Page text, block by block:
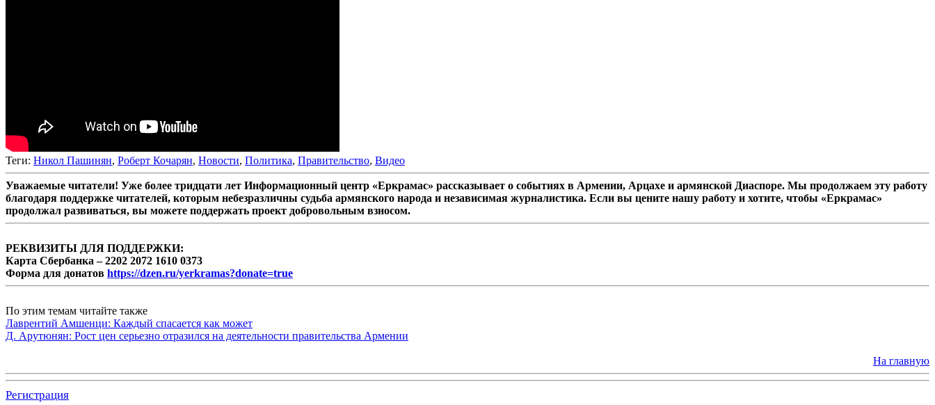
Теги: Никол Пашинян, Роберт Кочарян, Новости, Политика, Правительство, Видео
Уважаемые читатели! Уже более тридцати лет Информационный центр «Еркрамас» рассказывает о событиях в Армении, Арцахе и армянской Диаспоре. Мы продолжаем эту работу
благодаря поддержке читателей, которым небезразличны судьба армянского народа и независимая журналистика. Если вы цените нашу работу и хотите, чтобы «Еркрамас»
продолжал развиваться, вы можете поддержать проект добровольным взносом.
РЕКВИЗИТЫ ДЛЯ ПОДДЕРЖКИ:
Карта Сбербанка – 2202 2072 1610 0373
Форма для донатов https://dzen.ru/yerkramas?donate=true
По этим темам читайте также
Лаврентий Амшенци: Каждый спасается как может
Д. Арутюнян: Рост цен серьезно отразился на деятельности правительства Армении
На главную
Регистрация